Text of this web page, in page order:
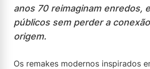
anos 70 reimaginam enredos,
públicos sem perder a
origem.
Os remakes modernos inspirados